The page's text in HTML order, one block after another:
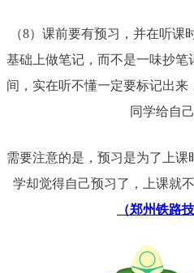
（8）课前要有预习，并在听
基础上做笔记，而不是一味抄
间，实在听不懂一定要标记出
同学给自己
需要注意的是，预习是为了上课
学却觉得自己预习了，上课就
（郑州铁路